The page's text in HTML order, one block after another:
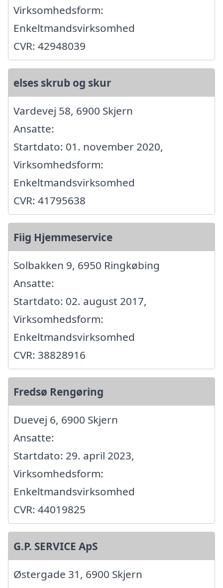
Virksomhedsform:
Enkeltmandsvirksomhed
CVR: 42948039
elses skrub og skur
Vardevej 58, 6900 Skjern
Ansatte:
Startdato: 01. november 2020,
Virksomhedsform:
Enkeltmandsvirksomhed
CVR: 41795638
Fiig Hjemmeservice
Solbakken 9, 6950 Ringkøbing
Ansatte:
Startdato: 02. august 2017,
Virksomhedsform:
Enkeltmandsvirksomhed
CVR: 38828916
Fredsø Rengøring
Duevej 6, 6900 Skjern
Ansatte:
Startdato: 29. april 2023,
Virksomhedsform:
Enkeltmandsvirksomhed
CVR: 44019825
G.P. SERVICE ApS
Østergade 31, 6900 Skjern